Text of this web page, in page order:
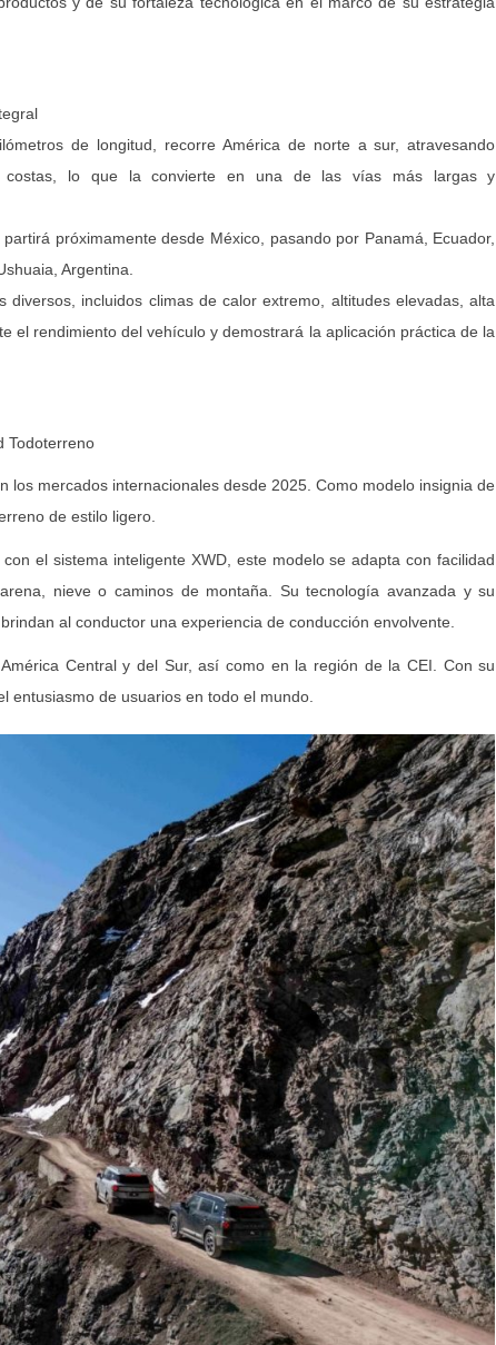
de longitud, recorre América de norte a sur, atravesando
costas, lo que la convierte en una de las vías más largas y
próximamente desde México, pasando por Panamá, Ecuador,
Argentina.
incluidos climas de calor extremo, altitudes elevadas, alta
el rendimiento del vehículo y demostrará la aplicación práctica de la
Todoterreno
mercados internacionales desde 2025. Como modelo insignia de
de estilo ligero.
el sistema inteligente XWD, este modelo se adapta con facilidad
nieve o caminos de montaña. Su tecnología avanzada y su
al conductor una experiencia de conducción envolvente.
Central y del Sur, así como en la región de la CEI. Con su
entusiasmo de usuarios en todo el mundo.